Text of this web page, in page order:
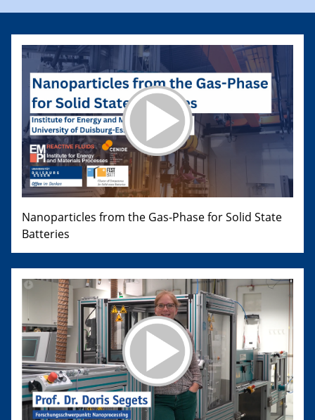
Nanoparticles from the Gas-Phase for Solid State
Batteries